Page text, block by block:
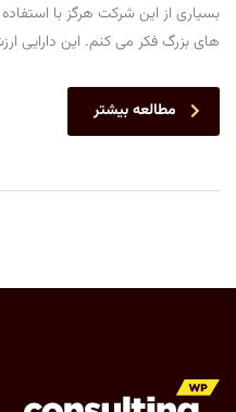
بسیاری از این شرکت هرگز با
های بزرگ فکر می کنم. این دارایی
مطالعه بیشتر